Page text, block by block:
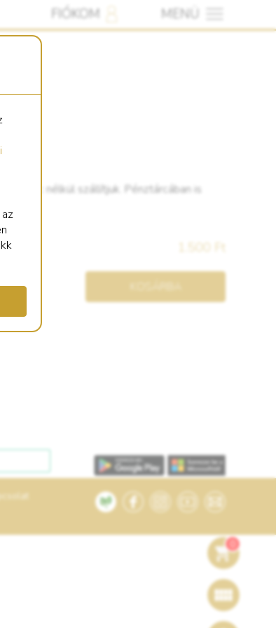
FIÓKOM MENÜ
Lánc nélkül szállítjuk. Pénztárcában is
1.500 Ft